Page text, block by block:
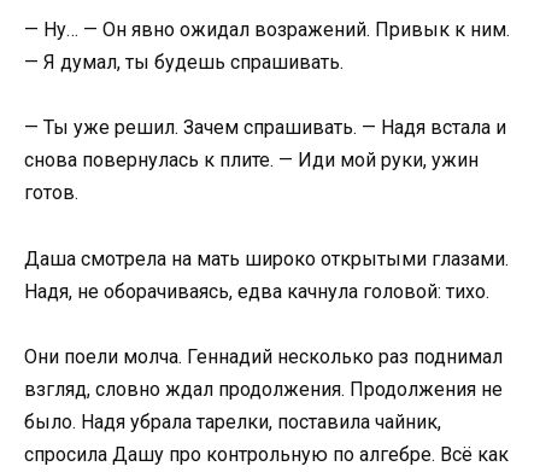
— Ну… — Он явно ожидал возражений. Привык к ним.
— Я думал, ты будешь спрашивать.
— Ты уже решил. Зачем спрашивать. — Надя встала и
снова повернулась к плите. — Иди мой руки, ужин
готов.
Даша смотрела на мать широко открытыми глазами.
Надя, не оборачиваясь, едва качнула головой: тихо.
Они поели молча. Геннадий несколько раз поднимал
взгляд, словно ждал продолжения. Продолжения не
было. Надя убрала тарелки, поставила чайник,
спросила Дашу про контрольную по алгебре. Всё как